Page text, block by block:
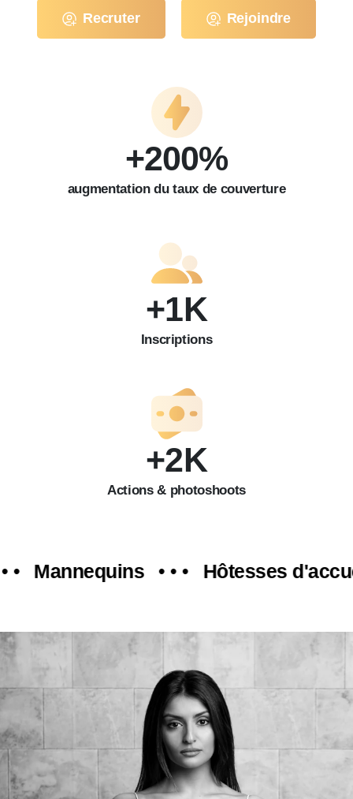
Recruter Rejoindre
+200%
augmentation du taux de couverture
+1K
Inscriptions
+2K
Actions & photoshoots
Mannequins • • • Hôtesses d'accueil